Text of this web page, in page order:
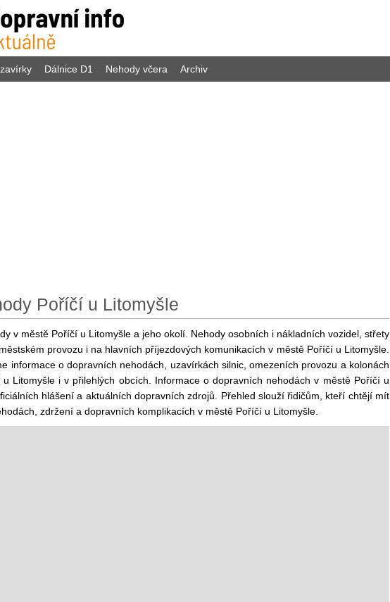
Dálnice D1 Nehody včera Archiv
Poříčí u Litomyšle
v městě Poříčí u Litomyšle a jeho okolí. Nehody osobních i nákladních vozidel, střety
provozu i na hlavních příjezdových komunikacích v městě Poříčí u Litomyšle.
informace o dopravních nehodách, uzavírkách silnic, omezeních provozu a kolonách
Litomyšle i v přilehlých obcích. Informace o dopravních nehodách v městě Poříčí u
hlášení a aktuálních dopravních zdrojů. Přehled slouží řidičům, kteří chtějí mít
zdržení a dopravních komplikacích v městě Poříčí u Litomyšle.